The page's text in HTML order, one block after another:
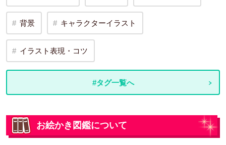
背景 キャラクターイラスト
イラスト表現・コツ
#タグ一覧へ
お絵かき図鑑について